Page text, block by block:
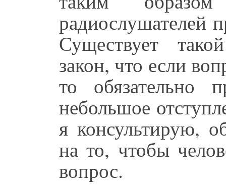
радиослушателей
Существует
закон, что если
то обязательно
небольшое
я консультирую,
на то, чтобы
вопрос.